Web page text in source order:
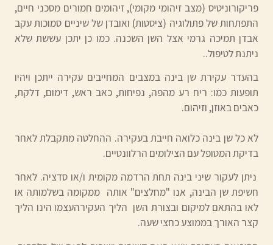
פריקורוניטיס (מצב זיהומי מקומי), זיהומים חמורים מסכני חיים,
התפתחות של פתולוגיה (ציסטות) ואובדן של שיניים סמוכות עקב
אבדן תמיכה גרמי אצל השן השכנה. כמו כן יתכן עששת שלא
ניתנת לטיפול..
בהעדר עקירת שן בינה במצבים המחייבים עקירה ייתכן ויהיו
תופעות כמו: ריח רע מהפה, נפיחות, כאב ראש, דימום, דלקת,
כאבים באוזן, וזיהום.
לא כל שן בינה כלואה חייבת בעקירה. ההחלטה מתקבלת לאחר
בדיקת המטופל עם הצילומים הרלוונטיים.
ניתן לעקור שיני בינה תחת הרדמה מקומית ו/או סדציה. לאחר
חשיפת שן הבינה, אנו "מחלצים" אותה ממקומה בשלמותה או
לאו בהתאם למיקום ובצורת השן הליך העקירהעצמו הינו הליך
קצר האורך בממוצע כחצי שעה.